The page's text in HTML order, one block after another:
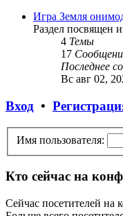
Игра Земля
Раздел посвящен
4 Темы
17
Последнее
Вс авг 02,
Вход •
Имя пользователя:
Кто сейчас на
Сейчас посетителей на